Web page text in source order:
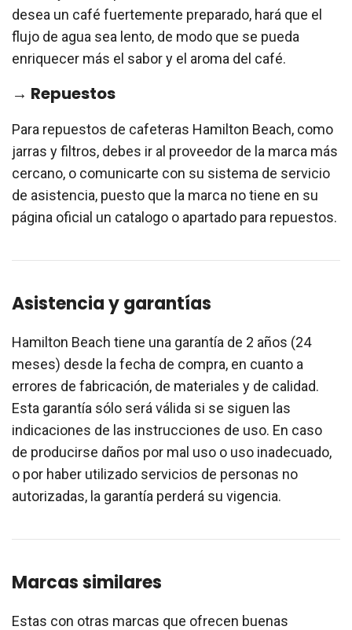
desea un café fuertemente preparado, hará que el
flujo de agua sea lento, de modo que se pueda
enriquecer más el sabor y el aroma del café.
→ Repuestos
Para repuestos de cafeteras Hamilton Beach, como
jarras y filtros, debes ir al proveedor de la marca más
cercano, o comunicarte con su sistema de servicio
de asistencia, puesto que la marca no tiene en su
página oficial un catalogo o apartado para repuestos.
Asistencia y garantías
Hamilton Beach tiene una garantía de 2 años (24
meses) desde la fecha de compra, en cuanto a
errores de fabricación, de materiales y de calidad.
Esta garantía sólo será válida si se siguen las
indicaciones de las instrucciones de uso. En caso
de producirse daños por mal uso o uso inadecuado,
o por haber utilizado servicios de personas no
autorizadas, la garantía perderá su vigencia.
Marcas similares
Estas con otras marcas que ofrecen buenas